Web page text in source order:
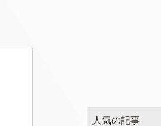
人気の記事